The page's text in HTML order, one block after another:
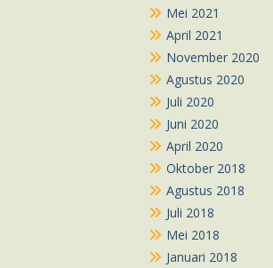
Mei 2021
April 2021
November 2020
Agustus 2020
Juli 2020
Juni 2020
April 2020
Oktober 2018
Agustus 2018
Juli 2018
Mei 2018
Januari 2018